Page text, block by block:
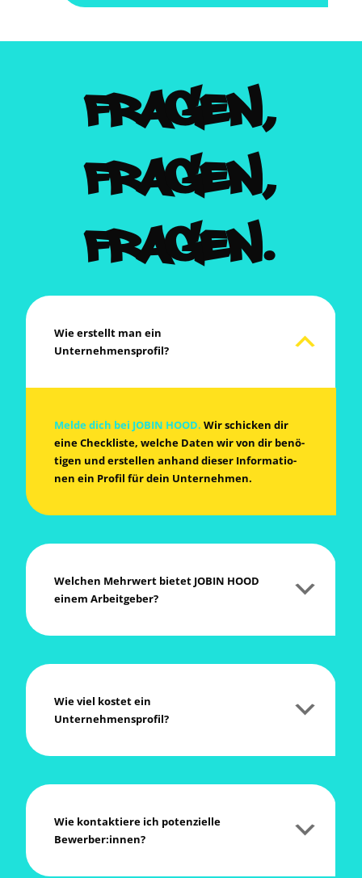
FRA­GEN,
FRA­GEN,
FRA­GEN.
Wie erstellt man ein
Unternehmensprofil?
Mel­de dich bei JOBIN HOOD. Wir schi­cken dir
eine Check­lis­te, wel­che Daten wir von dir benö­
ti­gen und erstel­len anhand die­ser Infor­ma­tio­
nen ein Pro­fil für dein Unternehmen.
Wel­chen Mehr­wert bie­tet JOBIN HOOD
einem Arbeitgeber?
Wie viel kos­tet ein
Unternehmensprofil?
Wie kon­tak­tie­re ich poten­zi­el­le
Bewerber:innen?